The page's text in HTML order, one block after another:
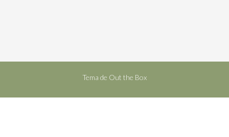
Tema de Out the Box